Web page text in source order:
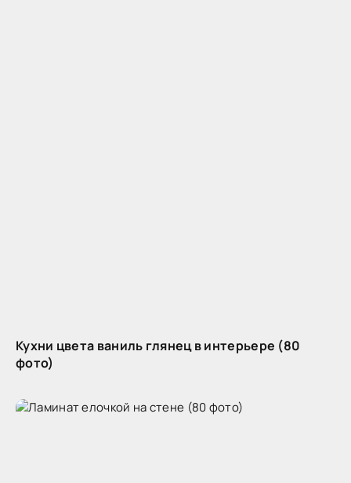
Кухни цвета ваниль глянец в интерьере (80
фото)